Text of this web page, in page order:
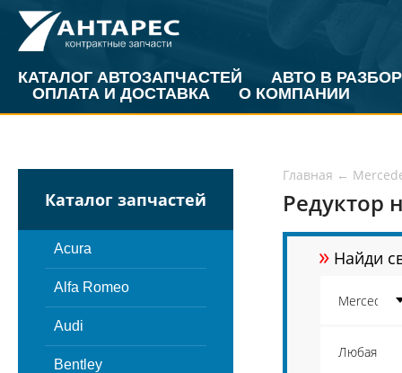
КАТАЛОГ АВТОЗАПЧАСТЕЙ
АВТО В РАЗБОР
ОПЛАТА И ДОСТАВКА
О КОМПАНИИ
Каталог запчастей
Acura
Alfa Romeo
Audi
Bentley
Главная ←
Редуктор
» Найди